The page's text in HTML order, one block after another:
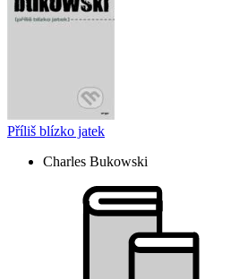
Příliš blízko jatek
Charles Bukowski